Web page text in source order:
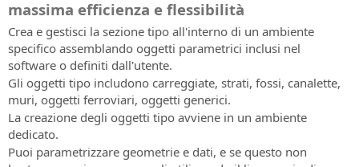
massima efficienza e flessibilità
Crea e gestisci la sezione tipo all'interno di un ambiente
specifico assemblando oggetti parametrici inclusi nel
software o definiti dall'utente.
Gli oggetti tipo includono carreggiate, strati, fossi, canalette,
muri, oggetti ferroviari, oggetti generici.
La creazione degli oggetti tipo avviene in un ambiente
dedicato.
Puoi parametrizzare geometrie e dati, e se questo non